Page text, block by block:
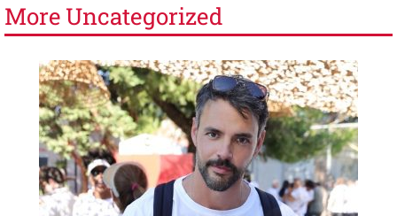
MoreUncategorized